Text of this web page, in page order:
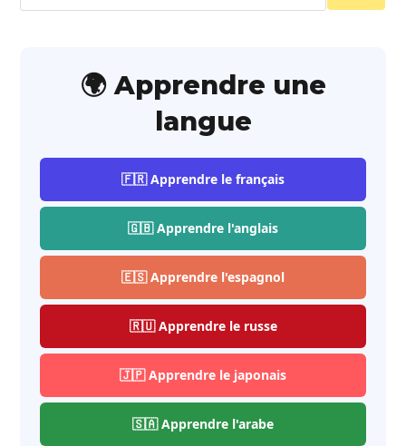
🌍 Apprendre une
langue
🇫🇷 Apprendre le français
🇬🇧 Apprendre l'anglais
🇪🇸 Apprendre l'espagnol
🇷🇺 Apprendre le russe
🇯🇵 Apprendre le japonais
🇸🇦 Apprendre l'arabe